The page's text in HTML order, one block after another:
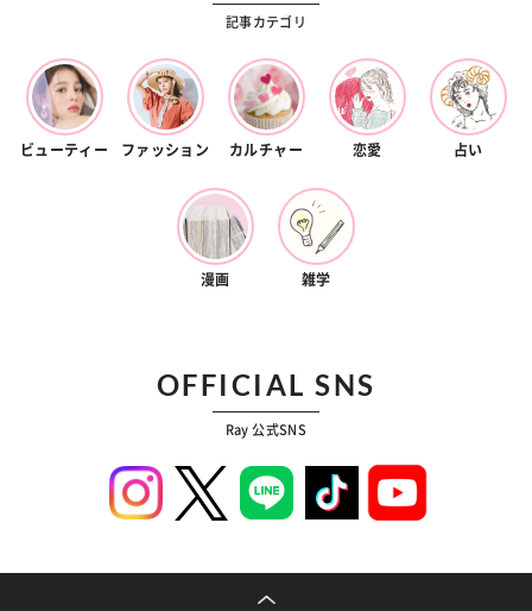
記事カテゴリ
ビューティー ファッション カルチャー 恋愛 占い
漫画 雑学
OFFICIAL SNS
Ray 公式SNS